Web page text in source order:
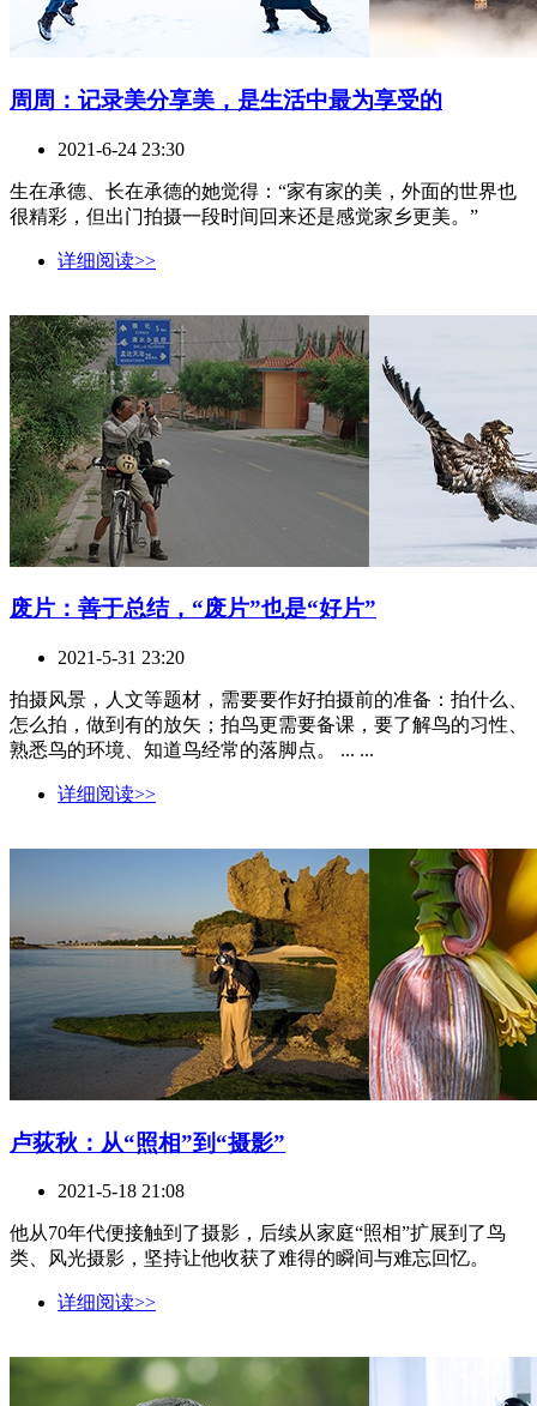
周周：记录美分享美，是生活中最为享受的
2021-6-24 23:30
生在承德、长在承德的她觉得：“家有家的美，外面的世界也
很精彩，但出门拍摄一段时间回来还是感觉家乡更美。”
详细阅读>>
废片：善于总结，“废片”也是“好片”
2021-5-31 23:20
拍摄风景，人文等题材，需要要作好拍摄前的准备：拍什么、
怎么拍，做到有的放矢；拍鸟更需要备课，要了解鸟的习性、
熟悉鸟的环境、知道鸟经常的落脚点。 ... ...
详细阅读>>
卢荻秋：从“照相”到“摄影”
2021-5-18 21:08
他从70年代便接触到了摄影，后续从家庭“照相”扩展到了鸟
类、风光摄影，坚持让他收获了难得的瞬间与难忘回忆。
详细阅读>>